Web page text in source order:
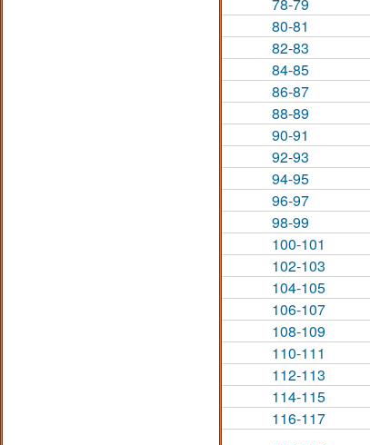
80-81
82-83
84-85
86-87
88-89
90-91
92-93
94-95
96-97
98-99
100-101
102-103
104-105
106-107
108-109
110-111
112-113
114-115
116-117